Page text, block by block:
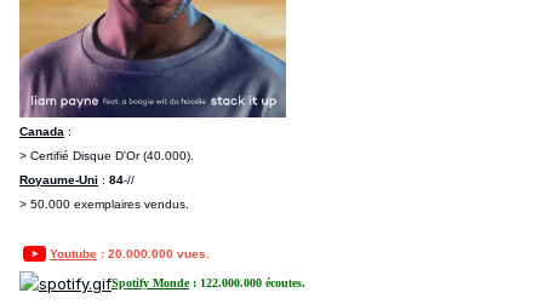
Canada :
> Certifié Disque D'Or (40.000).
Royaume-Uni : 84-//
> 50.000 exemplaires vendus.
Youtube : 20.000.000 vues.
Spotify Monde: 122.000.000 écoutes.